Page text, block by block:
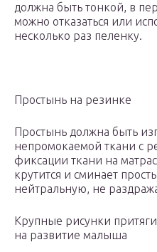
должна быть тонкой, в
можно отказаться или
несколько раз пеленку.
Простынь на резинке
Простынь должна быть
непромокаемой ткани с
фиксации ткани на
крутится и сминает
нейтральную, не
Крупные рисунки
на развитие малыша